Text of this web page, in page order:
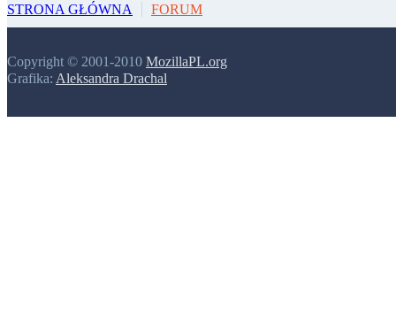
STRONA GŁÓWNA FORUM
Copyright © 2001-2010 MozillaPL.org
Grafika: Aleksandra Drachal